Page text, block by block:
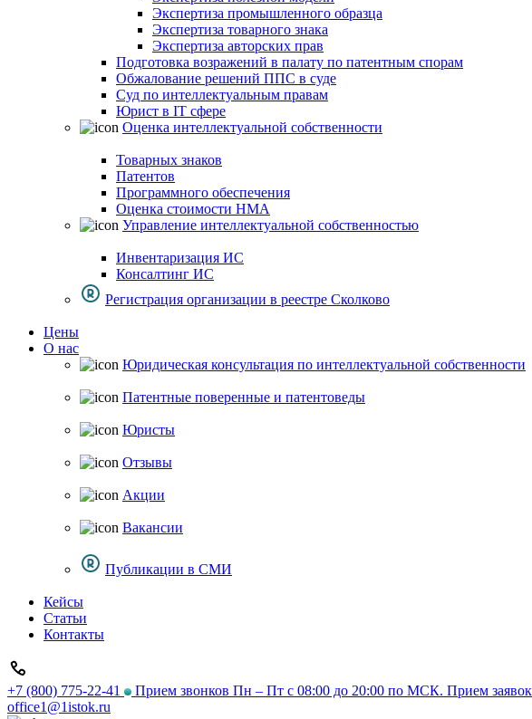
Экспертиза промышленного образца
Экспертиза товарного знака
Экспертиза авторских прав
Подготовка возражений в палату по патентным спорам
Обжалование решений ППС в суде
Суд по интеллектуальным правам
Юрист в IT сфере
Оценка интеллектуальной собственности
Товарных знаков
Патентов
Программного обеспечения
Оценка стоимости НМА
Управление интеллектуальной собственностью
Инвентаризация ИС
Консалтинг ИС
Регистрация организации в реестре Сколково
Цены
О нас
Юридическая консультация по интеллектуальной собственности
Патентные поверенные и патентоведы
Юристы
Отзывы
Акции
Вакансии
Публикации в СМИ
Кейсы
Статьи
Контакты
+7 (800) 775-22-41
Прием звонков Пн – Пт с 08:00 до 20:00 по МСК. Прием заявок
office1@1istok.ru